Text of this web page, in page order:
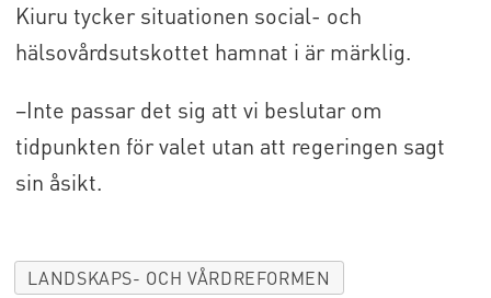
Kiuru tycker situationen social- och
hälsovårdsutskottet hamnat i är märklig.
–Inte passar det sig att vi beslutar om
tidpunkten för valet utan att regeringen sagt
sin åsikt.
LANDSKAPS- OCH VÅRDREFORMEN